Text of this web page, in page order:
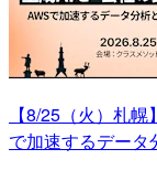
【8/25（火）札
で加速するデー